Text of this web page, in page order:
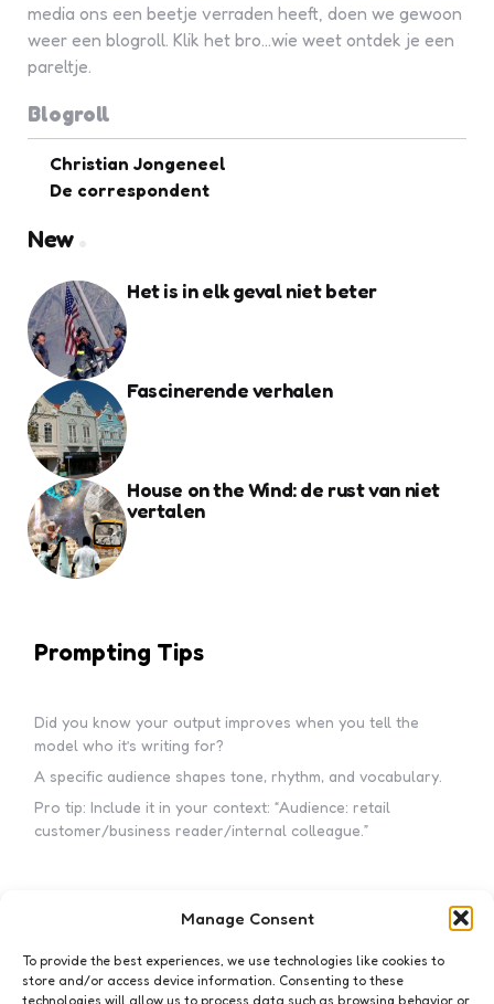
Manage Consent
To provide the best experiences, we use technologies like cookies to
store and/or access device information. Consenting to these
technologies will allow us to process data such as browsing behavior or
media ons een beetje verraden heeft, doen we gewoon
weer een blogroll. Klik het bro...wie weet ontdek je een
pareltje.
Blogroll
Christian Jongeneel
De correspondent
New
Het is in elk geval niet beter
Fascinerende verhalen
House on the Wind: de rust van niet
vertalen
Prompting Tips
Did you know your output improves when you tell the
model who it’s writing for?
A specific audience shapes tone, rhythm, and vocabulary.
Pro tip: Include it in your context: “Audience: retail
customer/business reader/internal colleague.”
Subscribe to my newsletter!